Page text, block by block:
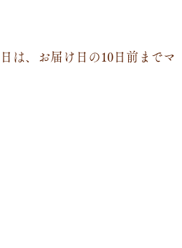
は、お届け日の10日前までマ